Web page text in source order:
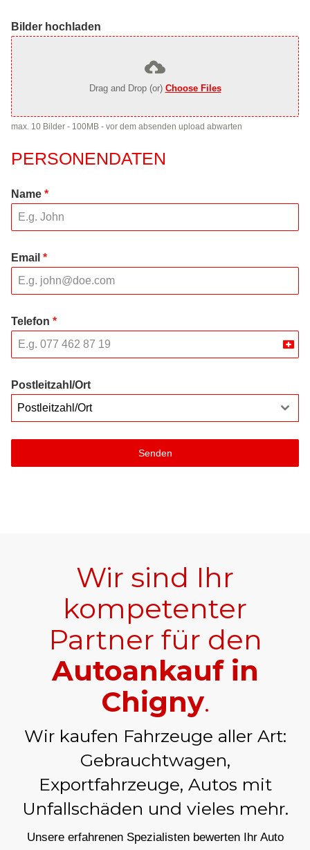
Bilder hochladen
Drag and Drop (or) Choose Files
max. 10 Bilder - 100MB - vor dem absenden upload abwarten
PERSONENDATEN
Name *
Email *
Telefon *
Postleitzahl/Ort
Postleitzahl/Ort
Senden
Wir sind Ihr
kompetenter
Partner für den
Autoankauf in
Chigny.
Wir kaufen Fahrzeuge aller Art:
Gebrauchtwagen,
Exportfahrzeuge, Autos mit
Unfallschäden und vieles mehr.
Unsere erfahrenen Spezialisten bewerten Ihr Auto